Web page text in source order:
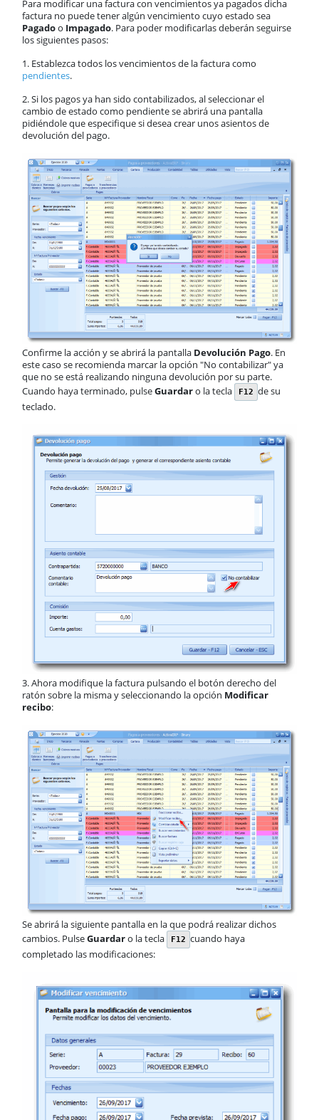
Para modificar una factura con vencimientos ya pagados dicha
factura no puede tener algún vencimiento cuyo estado sea
Pagadoo Impagado. Para poder modificarlas deberán seguirse
los siguientes pasos:
1. Establezca todos los vencimientos de la factura como
pendientes.
2. Si los pagos ya han sido contabilizados, al seleccionar el
cambio de estado como pendiente se abrirá una pantalla
pidiéndole que especifique si desea crear unos asientos de
devolución del pago.
Confirme la acción y se abrirá la pantalla Devolución Pago. En
este caso se recomienda marcar la opción "No contabilizar" ya
que no se está realizando ninguna devolución por su parte.
Cuando haya terminado, pulseGuardaro la tecla F12 de su
teclado.
3. Ahora modifique la factura pulsando el botón derecho del
ratón sobre la misma y seleccionando la opción Modificar
recibo:
Se abrirá la siguiente pantalla en la que podrá realizar dichos
cambios. PulseGuardaro la tecla F12 cuando haya
completado las modificaciones: